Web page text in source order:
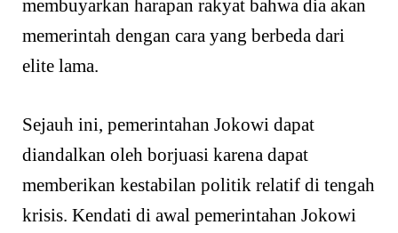
membuyarkan harapan rakyat bahwa dia akan
memerintah dengan cara yang berbeda dari
elite lama.
Sejauh ini, pemerintahan Jokowi dapat
diandalkan oleh borjuasi karena dapat
memberikan kestabilan politik relatif di tengah
krisis. Kendati di awal pemerintahan Jokowi